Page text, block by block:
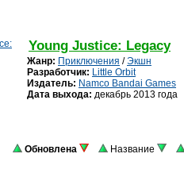
Young Justice: Legacy
Жанр: Приключения /Экшн
Разработчик: Little Orbit
Издатель: Namco Bandai Games
Дата выхода: декабрь 2013 года
Обновлена Название